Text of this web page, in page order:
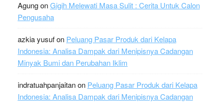
AgungonGigih Melewati Masa Sulit : Cerita Untuk Calon
Pengusaha
azkia yusufon Peluang Pasar Produk dari Kelapa
Indonesia: Analisa Dampak dari Menipisnya Cadangan
Minyak Bumi dan Perubahan Iklim
indratuahpanjaitanon Peluang Pasar Produk dari Kelapa
Indonesia: Analisa Dampak dari Menipisnya Cadangan